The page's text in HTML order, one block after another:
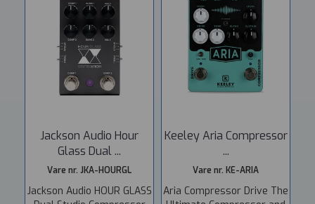
Jackson Audio Hour
Glass Dual ...
Vare nr. JKA-HOURGL
Jackson Audio HOUR GLASS
Keeley Aria Compressor
...
Vare nr. KE-ARIA
Aria Compressor Drive The